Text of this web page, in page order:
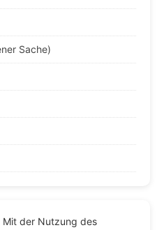
Sache)
Mit der Nutzung des